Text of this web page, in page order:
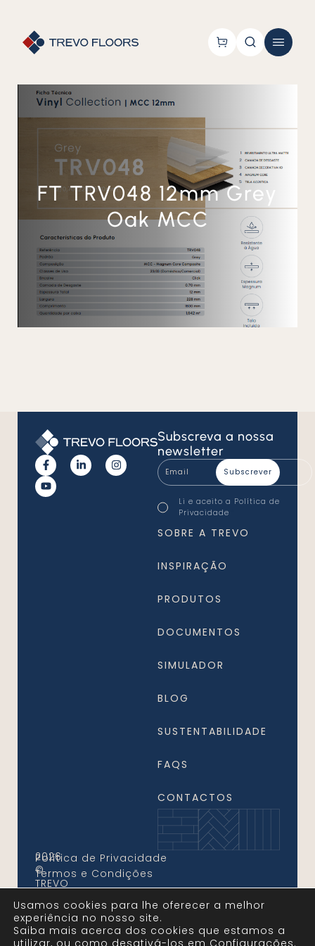
FT TRV048 12mm Grey
Oak MCC
Subscreva a nossa
newsletter
Email
*
Consentimento
*
Li e aceito a Política de
Privacidade
SOBRE A TREVO
INSPIRAÇÃO
PRODUTOS
DOCUMENTOS
SIMULADOR
BLOG
SUSTENTABILIDADE
FAQS
CONTACTOS
2026
©
TREVO
Todos
os
Direitos
Política de Privacidade
Termos e Condições
Usamos cookies para lhe oferecer a melhor
experiência no nosso site.
Saiba mais acerca dos cookies que estamos a
utilizar, ou como desativá-los em
configurações.